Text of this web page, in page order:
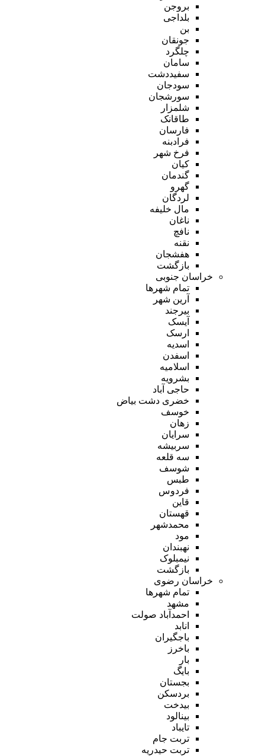
بروجن
بلداجی
بن
جونقان
چلگرد
سامان
سفیددشت
سودجان
سورشجان
شلمزار
طاقانک
فارسان
فرادبنه
فرخ شهر
کیان
گندمان
گهرو
لردگان
مال خلیفه
ناغان
نافچ
نقنه
هفشجان
بازگشت
خراسان جنوبی
تمام شهر‌ها
آرین شهر
بیرجند
آیسک
ارسک
اسدیه
اسفدن
اسلامیه
بشرویه
حاجی آباد
خضری دشت بیاض
خوسف
زهان
سرایان
سربیشه
سه قلعه
شوسف
طبس
فردوس
قاین
قهستان
محمدشهر
مود
نهبندان
نیمبلوک
بازگشت
خراسان رضوی
تمام شهر‌ها
مشهد
احمدآباد صولت
انابد
باجگیران
باخرز
بار
بایگ
بجستان
بردسکن
بیدخت
بینالود
تایباد
تربت جام
تربت حیدریه